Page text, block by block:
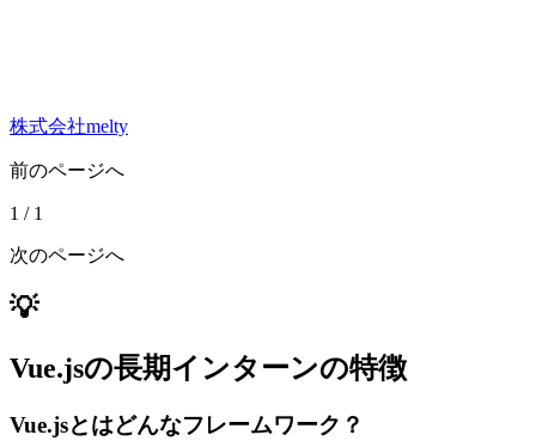
株式会社melty
前のページへ
1 / 1
次のページへ
💡
Vue.jsの長期インターンの特徴
Vue.jsとはどんなフレームワーク？